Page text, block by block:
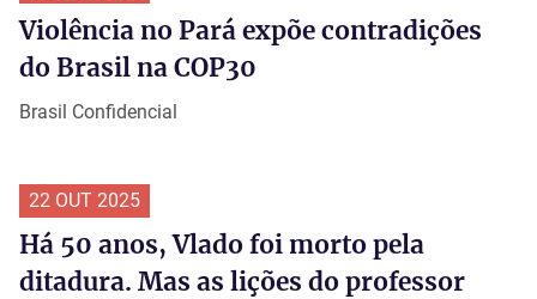
Violência no Pará expõe contradições
do Brasil na COP30
Brasil Confidencial
22 OUT 2025
Há 50 anos, Vlado foi morto pela
ditadura. Mas as lições do professor